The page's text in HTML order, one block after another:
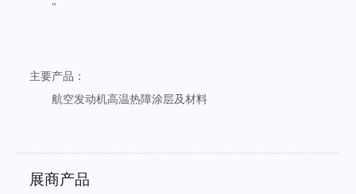
"
主要产品：
航空发动机高温热障涂层及材料
展商产品